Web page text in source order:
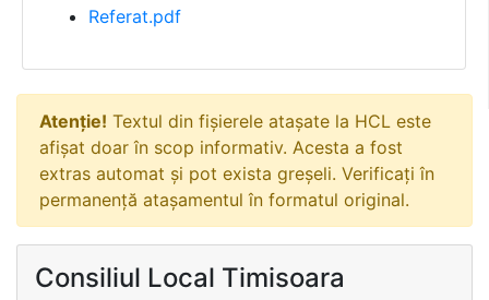
Referat.pdf
Atenție! Textul din fișierele atașate la HCL este
afișat doar în scop informativ. Acesta a fost
extras automat și pot exista greșeli. Verificați în
permanență atașamentul în formatul original.
Consiliul Local Timisoara